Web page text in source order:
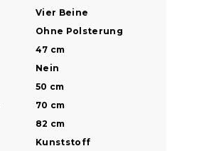
Vier Beine
Ohne Polsterung
47 cm
Nein
50 cm
70 cm
82 cm
Kunststoff